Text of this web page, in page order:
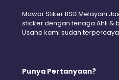
Mawar Stiker BSD Melayani
sticker dengan tenaga Ahli &
Usaha kami sudah
Punya Pertanyaan?